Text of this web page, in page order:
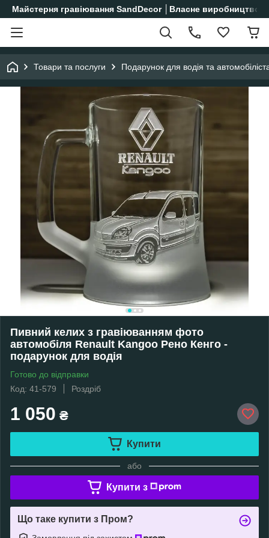
Майстерня гравіювання SandDecor │Власне виробництво│
Товари та послуги Подарунок для водія та
Пивний келих з гравіюванням фото
автомобіля Renault Kangoo Рено Кенго -
подарунок для водія
Готово до відправки
Код: 41-579
Роздріб
1 050 ₴
Купити
або
Купити з
Що таке купити з Пром?